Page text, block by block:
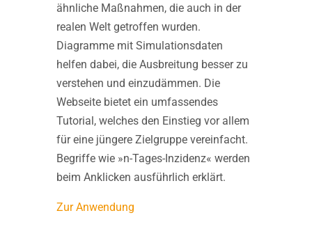
ähnliche Maßnahmen, die auch in der
realen Welt getroffen wurden.
Diagramme mit Simulationsdaten
helfen dabei, die Ausbreitung besser zu
verstehen und einzudämmen. Die
Webseite bietet ein umfassendes
Tutorial, welches den Einstieg vor allem
für eine jüngere Zielgruppe vereinfacht.
Begriffe wie »n-Tages-Inzidenz« werden
beim Anklicken ausführlich erklärt.
Zur Anwendung